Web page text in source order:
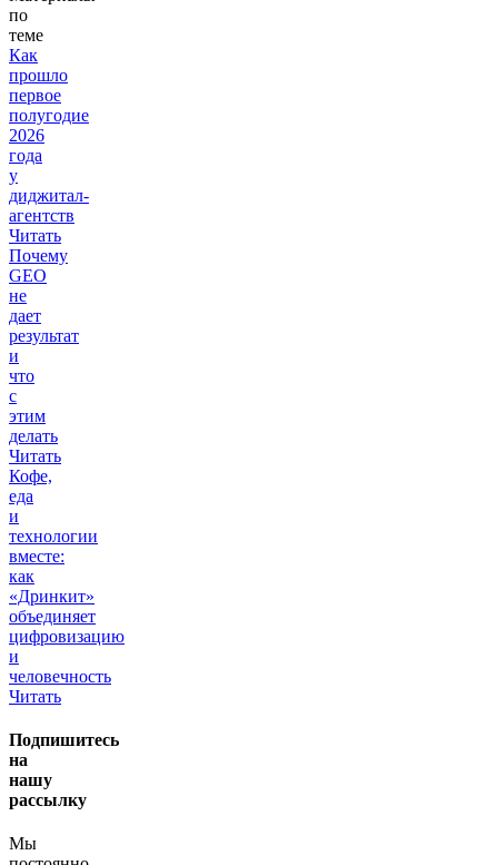
по
теме
Как
прошло
первое
полугодие
2026
года
у
диджитал-
агентств
Читать
Почему
GEO
не
дает
результат
и
что
с
этим
делать
Читать
Кофе,
еда
и
технологии
вместе:
как
«Дринкит»
объединяет
цифровизацию
и
человечность
Читать
Подпишитесь
на
нашу
рассылку
Мы